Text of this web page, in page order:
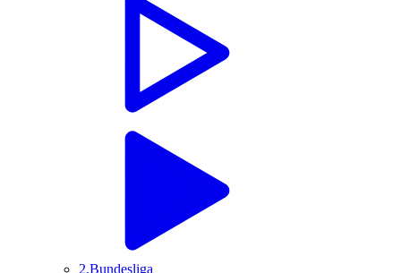
2.Bundesliga